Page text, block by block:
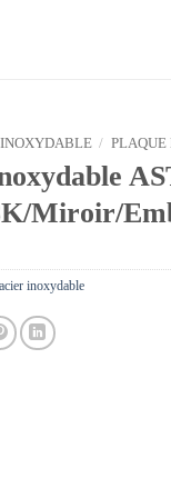
/
Miroir/
inoxydable